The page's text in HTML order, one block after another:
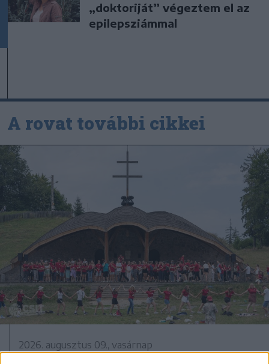
„doktoriját” végeztem el az
epilepsziámmal
A rovat további cikkei
2026. augusztus 09., vasárnap